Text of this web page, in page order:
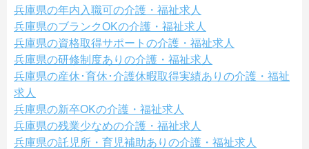
兵庫県の年内入職可の介護・福祉求人
兵庫県のブランクOKの介護・福祉求人
兵庫県の資格取得サポートの介護・福祉求人
兵庫県の研修制度ありの介護・福祉求人
兵庫県の産休･育休･介護休暇取得実績ありの介護・福祉
求人
兵庫県の新卒OKの介護・福祉求人
兵庫県の残業少なめの介護・福祉求人
兵庫県の託児所・育児補助ありの介護・福祉求人